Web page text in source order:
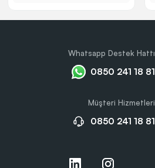
Whatsapp Destek Hattı
0850 241 18 81
Müşteri Hizmetleri
0850 241 18 81